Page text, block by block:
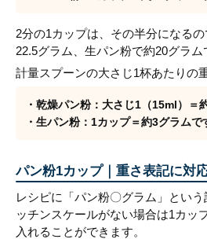
2分の1カップは、その半分になる
22.5グラム、生パン粉で約20グラム
計量スプーンの大さじ1杯あたりの
・乾燥パン粉：大さじ1（15ml）＝
・生パン粉：1カップ＝約3グラムで
パン粉1カップ｜重さ表記に対
レシピに「パン粉〇グラム」とい
ッチンスケールがない場合は1カッ
入れることができます。